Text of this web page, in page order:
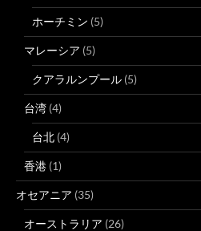
ホーチミン (5)
マレーシア (5)
クアラルンプール (5)
台湾 (4)
台北 (4)
香港 (1)
オセアニア (35)
オーストラリア (26)